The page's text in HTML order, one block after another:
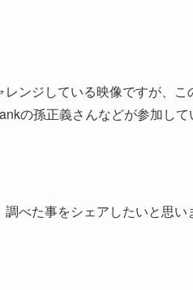
ンジしている映像ですが、こ
の孫正義さんなどが参加して
べた事をシェアしたいと思い